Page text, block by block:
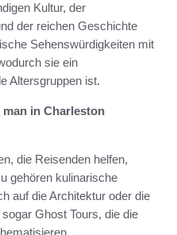
Kultur, der
der reichen Geschichte
Sehenswürdigkeiten mit
sie ein
Altersgruppen ist.
in Charleston
die Reisenden helfen,
gehören kulinarische
auf die Architektur oder die
Ghost Tours, die die